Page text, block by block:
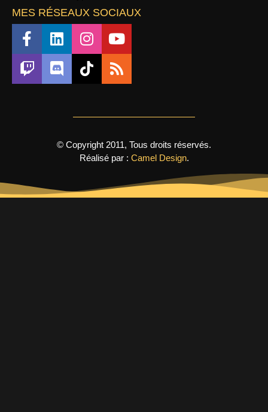
MES RÉSEAUX SOCIAUX
© Copyright 2011, Tous droits réservés.
Réalisé par : Camel Design.